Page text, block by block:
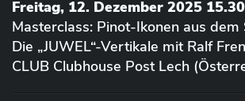
Freitag, 12. Dezember 2025
Masterclass: Pinot-Ikonen aus dem
Die „JUWEL“-Vertikale mit Ralf
CLUB Clubhouse Post Lech